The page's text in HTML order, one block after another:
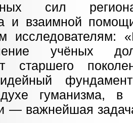
сил
и взаимной
исследователям:
учёных
старшего
гуманизма, в
— важнейшая